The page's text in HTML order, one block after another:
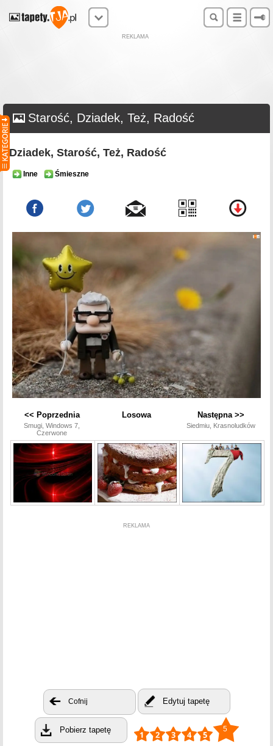
REKLAMA
Starość, Dziadek, Też, Radość
Dziadek, Starość, Też, Radość
Inne Śmieszne
<< Poprzednia
Smugi, Windows 7,
Czerwone
Losowa Następna >>
Siedmiu, Krasnoludków
REKLAMA
Cofnij Edytuj tapetę
Pobierz tapetę 5